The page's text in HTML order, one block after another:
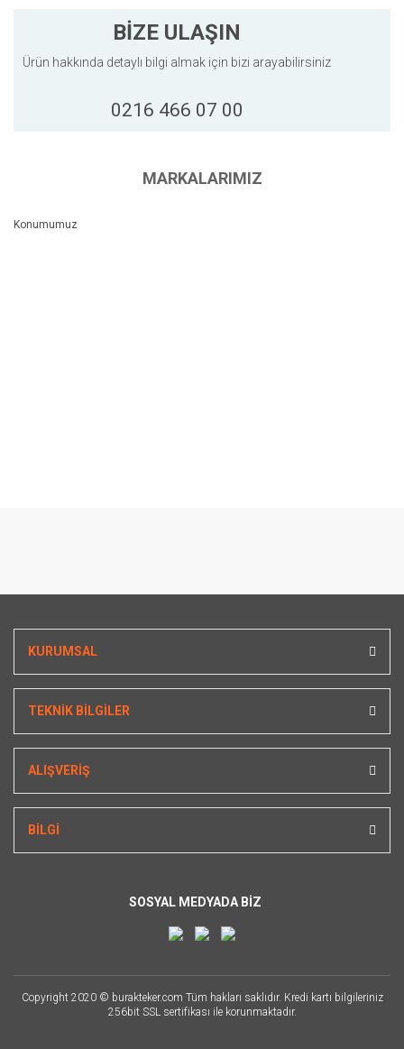
BİZE ULAŞIN
Ürün hakkında detaylı bilgi almak için bizi arayabilirsiniz
0216 466 07 00
MARKALARIMIZ
Konumumuz
KURUMSAL
TEKNİK BİLGİLER
ALIŞVERİŞ
BİLGİ
SOSYAL MEDYADA BİZ
Copyright 2020 © burakteker.com Tüm hakları saklıdır. Kredi kartı bilgileriniz
256bit SSL sertifikası ile korunmaktadır.